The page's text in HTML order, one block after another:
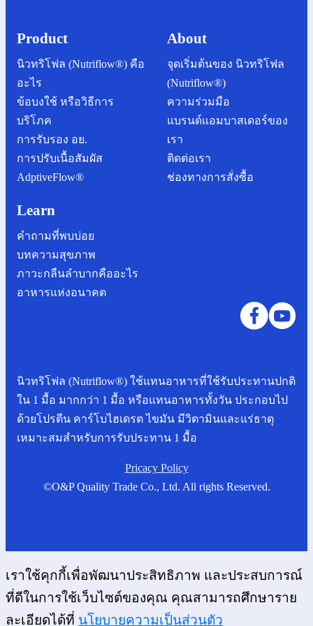
AdptiveFlow®
ช่องทางการสั่งซื้อ
Learn
คำถามที่พบบ่อย
บทความสุขภาพ
ภาวะกลืนลำบากคืออะไร
อาหารแห่งอนาคต
นิวทริโฟล (Nutriflow®) ใช้แทนอาหารที่ใช้รับประทานปกติ
ใน 1 มื้อ มากกว่า 1 มื้อ หรือแทนอาหารทั้งวัน ประกอบไป
ด้วยโปรตีน คาร์โบไฮเดรต ไขมัน มีวิตามินและแร่ธาตุ
เหมาะสมสำหรับการรับประทาน 1 มื้อ
เราใช้คุกกี้เพื่อพัฒนาประสิทธิภาพ และประสบการณ์
ละเอียดได้ที่นโยบายความเป็นส่วนตัว
คุณสามารถเลือกการตั้งค่าคุกกี้โดยเปิด/ปิด คุกกี้ใน
แต่ละประเภทได้ตามความต้องการ ยกเว้น คุกกี้ที่
จำเป็น